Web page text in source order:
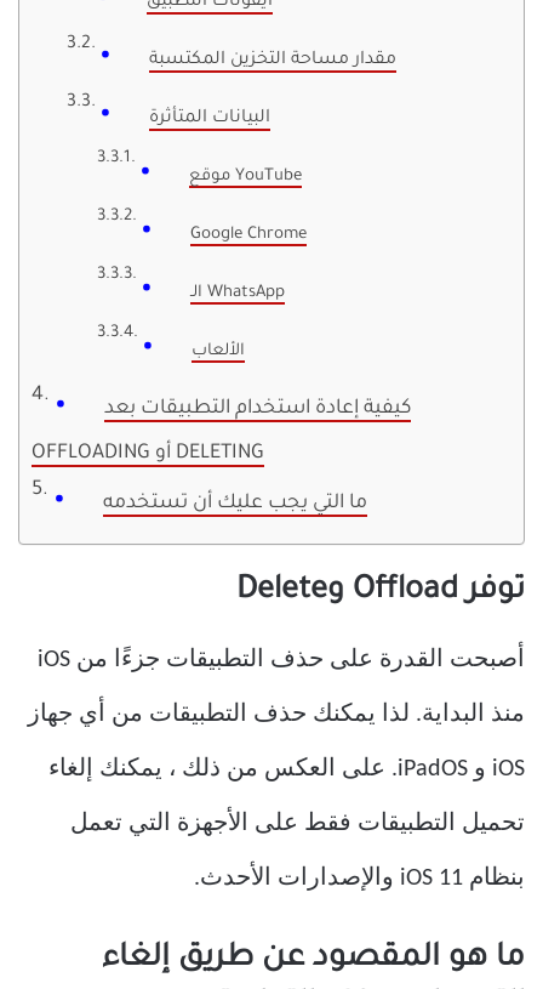
مقدار مساحة التخزين المكتسبة
البيانات المتأثرة
موقع YouTube
Google Chrome
الـ WhatsApp
الألعاب
كيفية إعادة استخدام التطبيقات بعد
OFFLOADING أو DELETING
ما التي يجب عليك أن تستخدمه
توفر Offload وDelete
أصبحت القدرة على حذف التطبيقات جزءًا من iOS
منذ البداية. لذا يمكنك حذف التطبيقات من أي جهاز
iOS و iPadOS. على العكس من ذلك ، يمكنك إلغاء
تحميل التطبيقات فقط على الأجهزة التي تعمل
بنظام iOS 11 والإصدارات الأحدث.
ما هو المقصود عن طريق إلغاء